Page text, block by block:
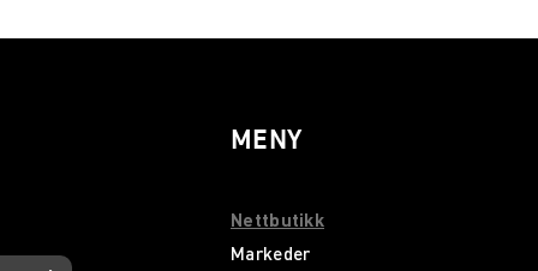
MENY
Nettbutikk
Markeder